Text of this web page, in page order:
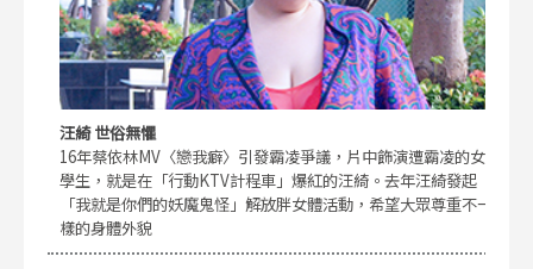
汪綺 世俗無懼
16年蔡依林MV〈戀我癖〉引發霸凌爭議，片中飾演遭霸凌的女
學生，就是在「行動KTV計程車」爆紅的汪綺。去年汪綺發起
「我就是你們的妖魔鬼怪」解放胖女體活動，希望大眾尊重不一
樣的身體外貌